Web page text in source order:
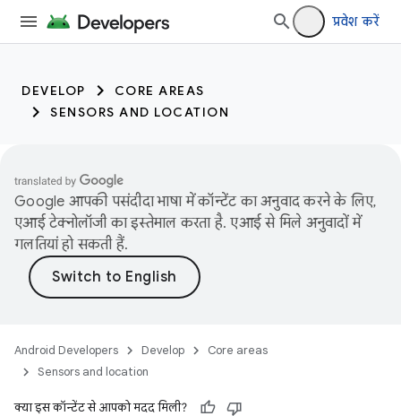
प्रवेश करें
DEVELOP
CORE AREAS
SENSORS AND LOCATION
Google आपकी पसंदीदा भाषा में कॉन्टेंट का अनुवाद करने के लिए,
एआई टेक्नोलॉजी का इस्तेमाल करता है. एआई से मिले अनुवादों में
गलतियां हो सकती हैं.
Android Developers Develop
Core areas
Sensors and location
क्या इस कॉन्टेंट से आपको मदद मिली?